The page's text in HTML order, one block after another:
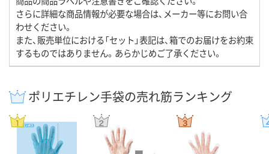
さらに詳細な商品情報が必要な場合は、メーカー等にお問い合
わせください。
また、販売単位における「セット」表記は、箱でのお届けをお約束
するものではありません。あらかじめご了承ください。
ポリエチレン手袋の売れ筋ランキング